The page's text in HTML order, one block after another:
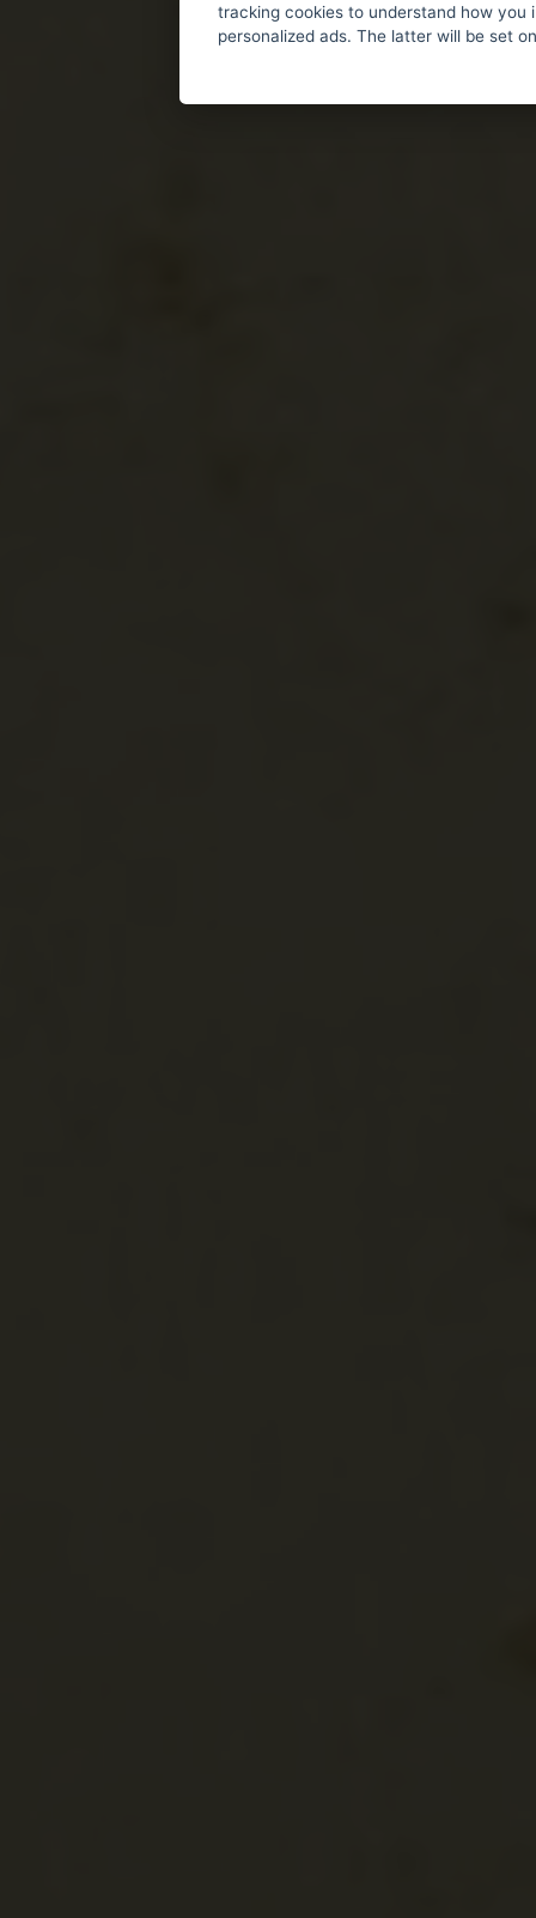
tracking cookies to understand how
personalized ads. The latter will be set